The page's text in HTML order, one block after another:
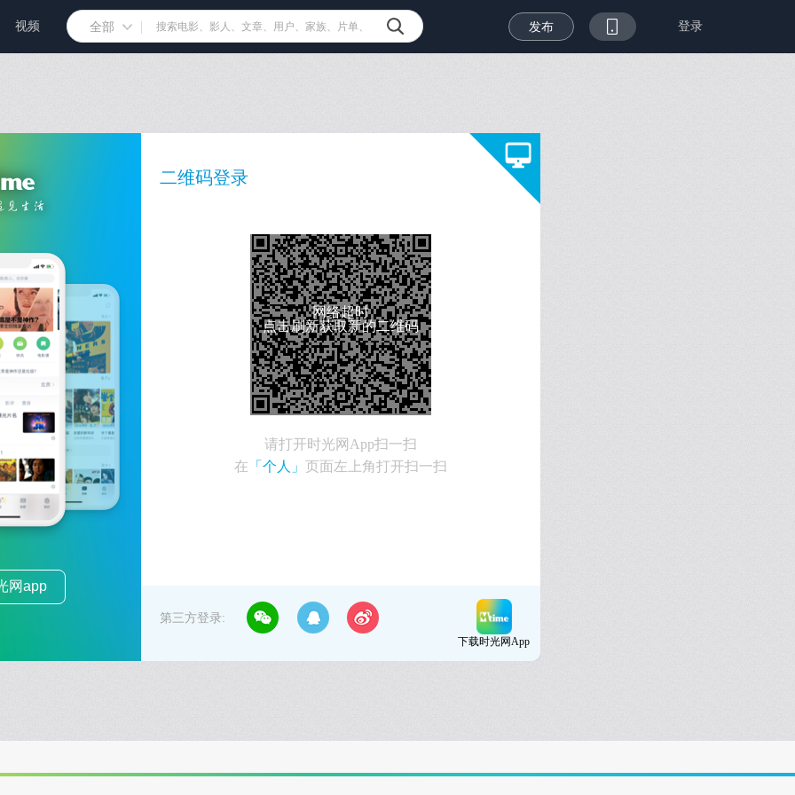
视频 全部 发布 登录
网app
二维码登录
网络超时
点击刷新获取新的二维码
请打开时光网App扫一扫
在 「个人」页面左上角打开扫一扫
第三方登录:
下载时光网App